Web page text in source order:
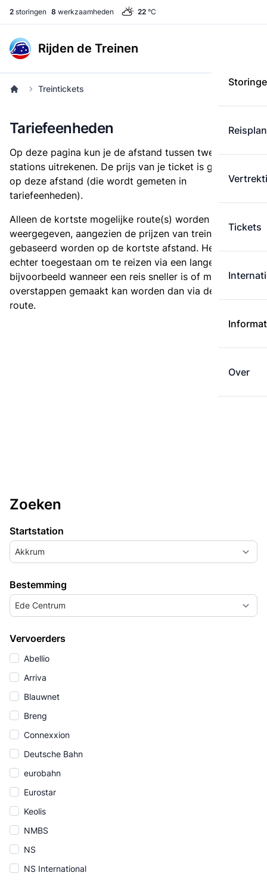
2 storingen 8 werkzaamheden 22 °C
Rijden de Treinen
Tickets
Over
Treintickets
Tariefeenheden
Op deze pagina kun je de afstand tussen twee
stations uitrekenen. De prijs van je ticket is gebaseerd
op deze afstand (die wordt gemeten in
tariefeenheden).
Alleen de kortste mogelijke route(s) worden
weergegeven, aangezien de prijzen van treintickets
gebaseerd worden op de kortste afstand. Het is
echter toegestaan om te reizen via een langere route,
bijvoorbeeld wanneer een reis sneller is of met minder
overstappen gemaakt kan worden dan via de kortste
route.
Zoeken
Startstation
Akkrum
Bestemming
Ede Centrum
Vervoerders
Abellio
Arriva
Blauwnet
Breng
Connexxion
Deutsche Bahn
eurobahn
Eurostar
Keolis
NMBS
NS
NS International